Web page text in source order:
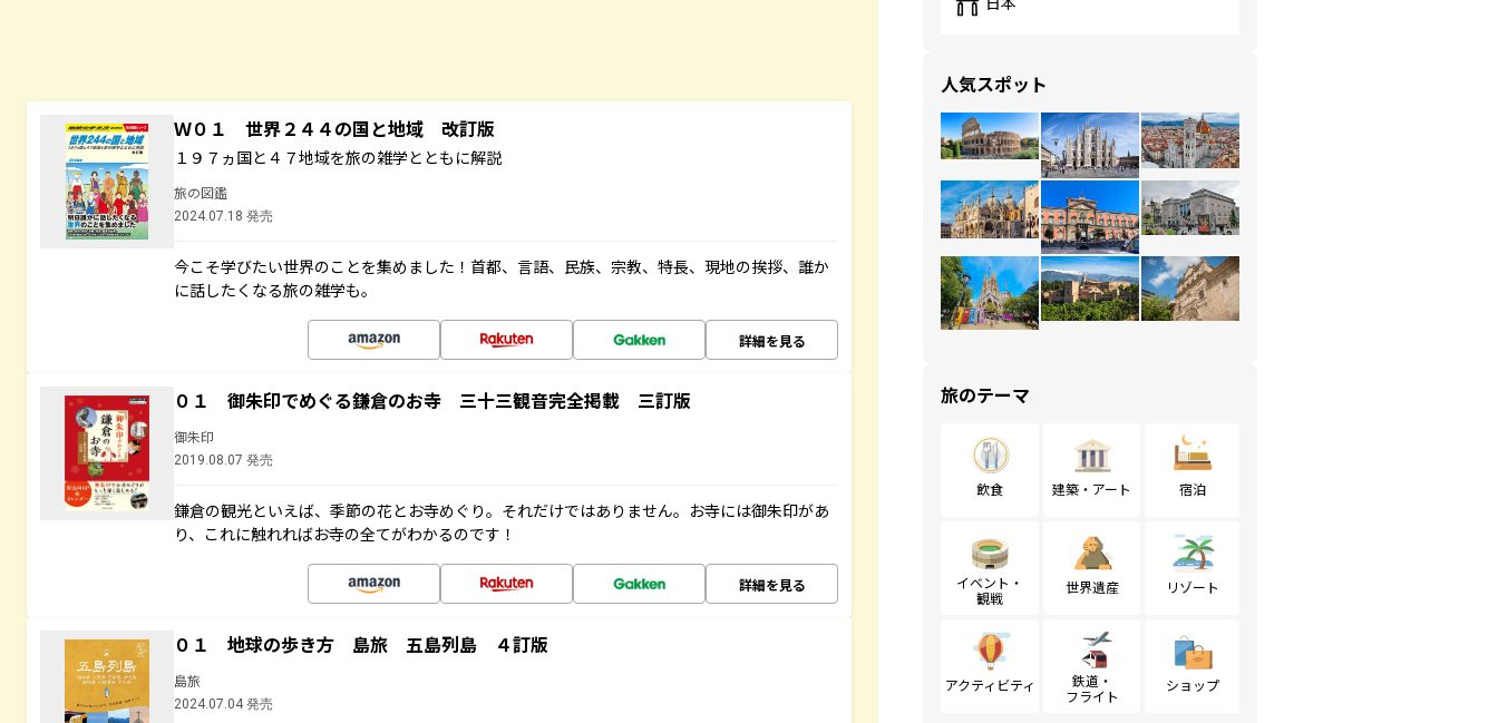
Ｗ０１ 世界２４４の国と地域 改訂版
１９７ヵ国と４７地域を旅の雑学とともに解説
旅の図鑑
2024.07.18 発売
今こそ学びたい世界のことを集めました！首都、言語、民族、宗教、特長、現地の挨拶、誰か
に話したくなる旅の雑学も。
詳細を見る
０１ 御朱印でめぐる鎌倉のお寺 三十三観音完全掲載 三訂版
御朱印
2019.08.07 発売
鎌倉の観光といえば、季節の花とお寺めぐり。それだけではありません。お寺には御朱印があ
り、これに触れればお寺の全てがわかるのです！
詳細を見る
０１ 地球の歩き方 島旅 五島列島 ４訂版
島旅
2024.07.04 発売
人気スポット
旅のテーマ
飲食 建築・アート 宿泊
イベント・
観戦
世界遺産 リゾート
アクティビティ
鉄道・
フライト
ショップ